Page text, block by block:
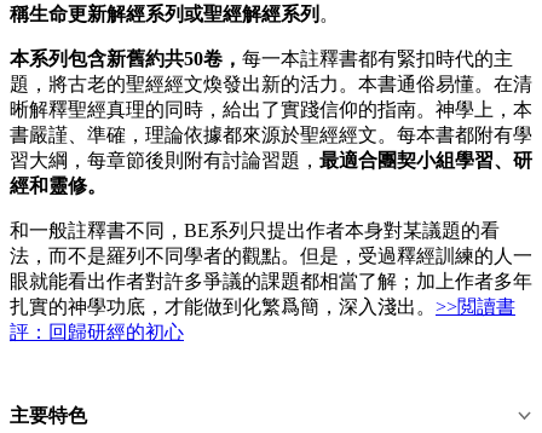
稱生命更新解經系列或聖經解經系列 。
本系列包含新舊約共50卷， 每一本註釋書都有緊扣時代的主
題，將古老的聖經經文煥發出新的活力。本書通俗易懂。在清
晰解釋聖經真理的同時，給出了實踐信仰的指南。神學上，本
書嚴謹、準確，理論依據都來源於聖經經文。每本書都附有學
習大綱，每章節後則附有討論習題， 最適合團契小組學習、研
經和靈修。
和一般註釋書不同，BE系列只提出作者本身對某議題的看
法，而不是羅列不同學者的觀點。但是，受過釋經訓練的人一
眼就能看出作者對許多爭議的課題都相當了解；加上作者多年
扎實的神學功底，才能做到化繁爲簡，深入淺出。 >>閲讀書
評：回歸研經的初心
主要特色